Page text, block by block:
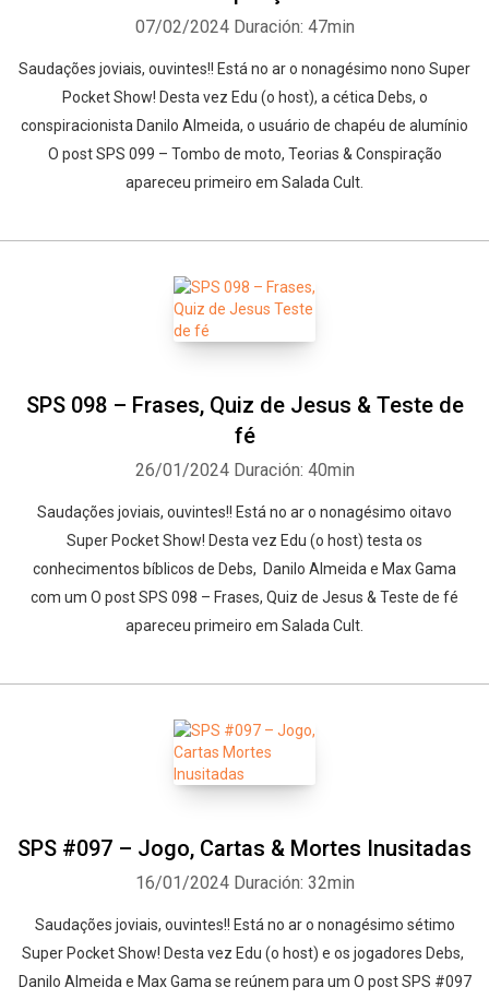
07/02/2024 Duración: 47min
Saudações joviais, ouvintes!! Está no ar o nonagésimo nono Super
Pocket Show! Desta vez Edu (o host), a cética Debs, o
conspiracionista Danilo Almeida, o usuário de chapéu de alumínio
O post SPS 099 – Tombo de moto, Teorias & Conspiração
apareceu primeiro em Salada Cult.
SPS 098 – Frases, Quiz de Jesus & Teste de
fé
26/01/2024 Duración: 40min
Saudações joviais, ouvintes!! Está no ar o nonagésimo oitavo
Super Pocket Show! Desta vez Edu (o host) testa os
conhecimentos bíblicos de Debs, Danilo Almeida e Max Gama
com um O post SPS 098 – Frases, Quiz de Jesus & Teste de fé
apareceu primeiro em Salada Cult.
SPS #097 – Jogo, Cartas & Mortes Inusitadas
16/01/2024 Duración: 32min
Saudações joviais, ouvintes!! Está no ar o nonagésimo sétimo
Super Pocket Show! Desta vez Edu (o host) e os jogadores Debs,
Danilo Almeida e Max Gama se reúnem para um O post SPS #097
Facebook